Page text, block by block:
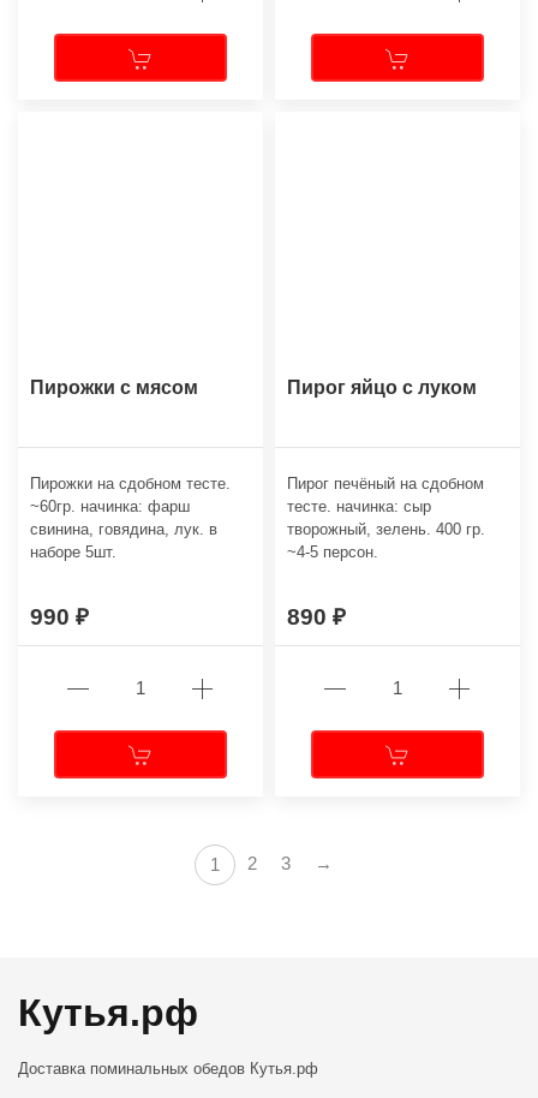
Пирожки с мясом
Пирожки на сдобном тесте.
~60гр. начинка: фарш
свинина, говядина, лук. в
наборе 5шт.
990
Пирог яйцо с луком
Пирог печёный на сдобном
тесте. начинка: сыр
творожный, зелень. 400 гр.
~4-5 персон.
890
1 2 3 →
Кутья.рф
Доставка поминальных обедов Кутья.рф